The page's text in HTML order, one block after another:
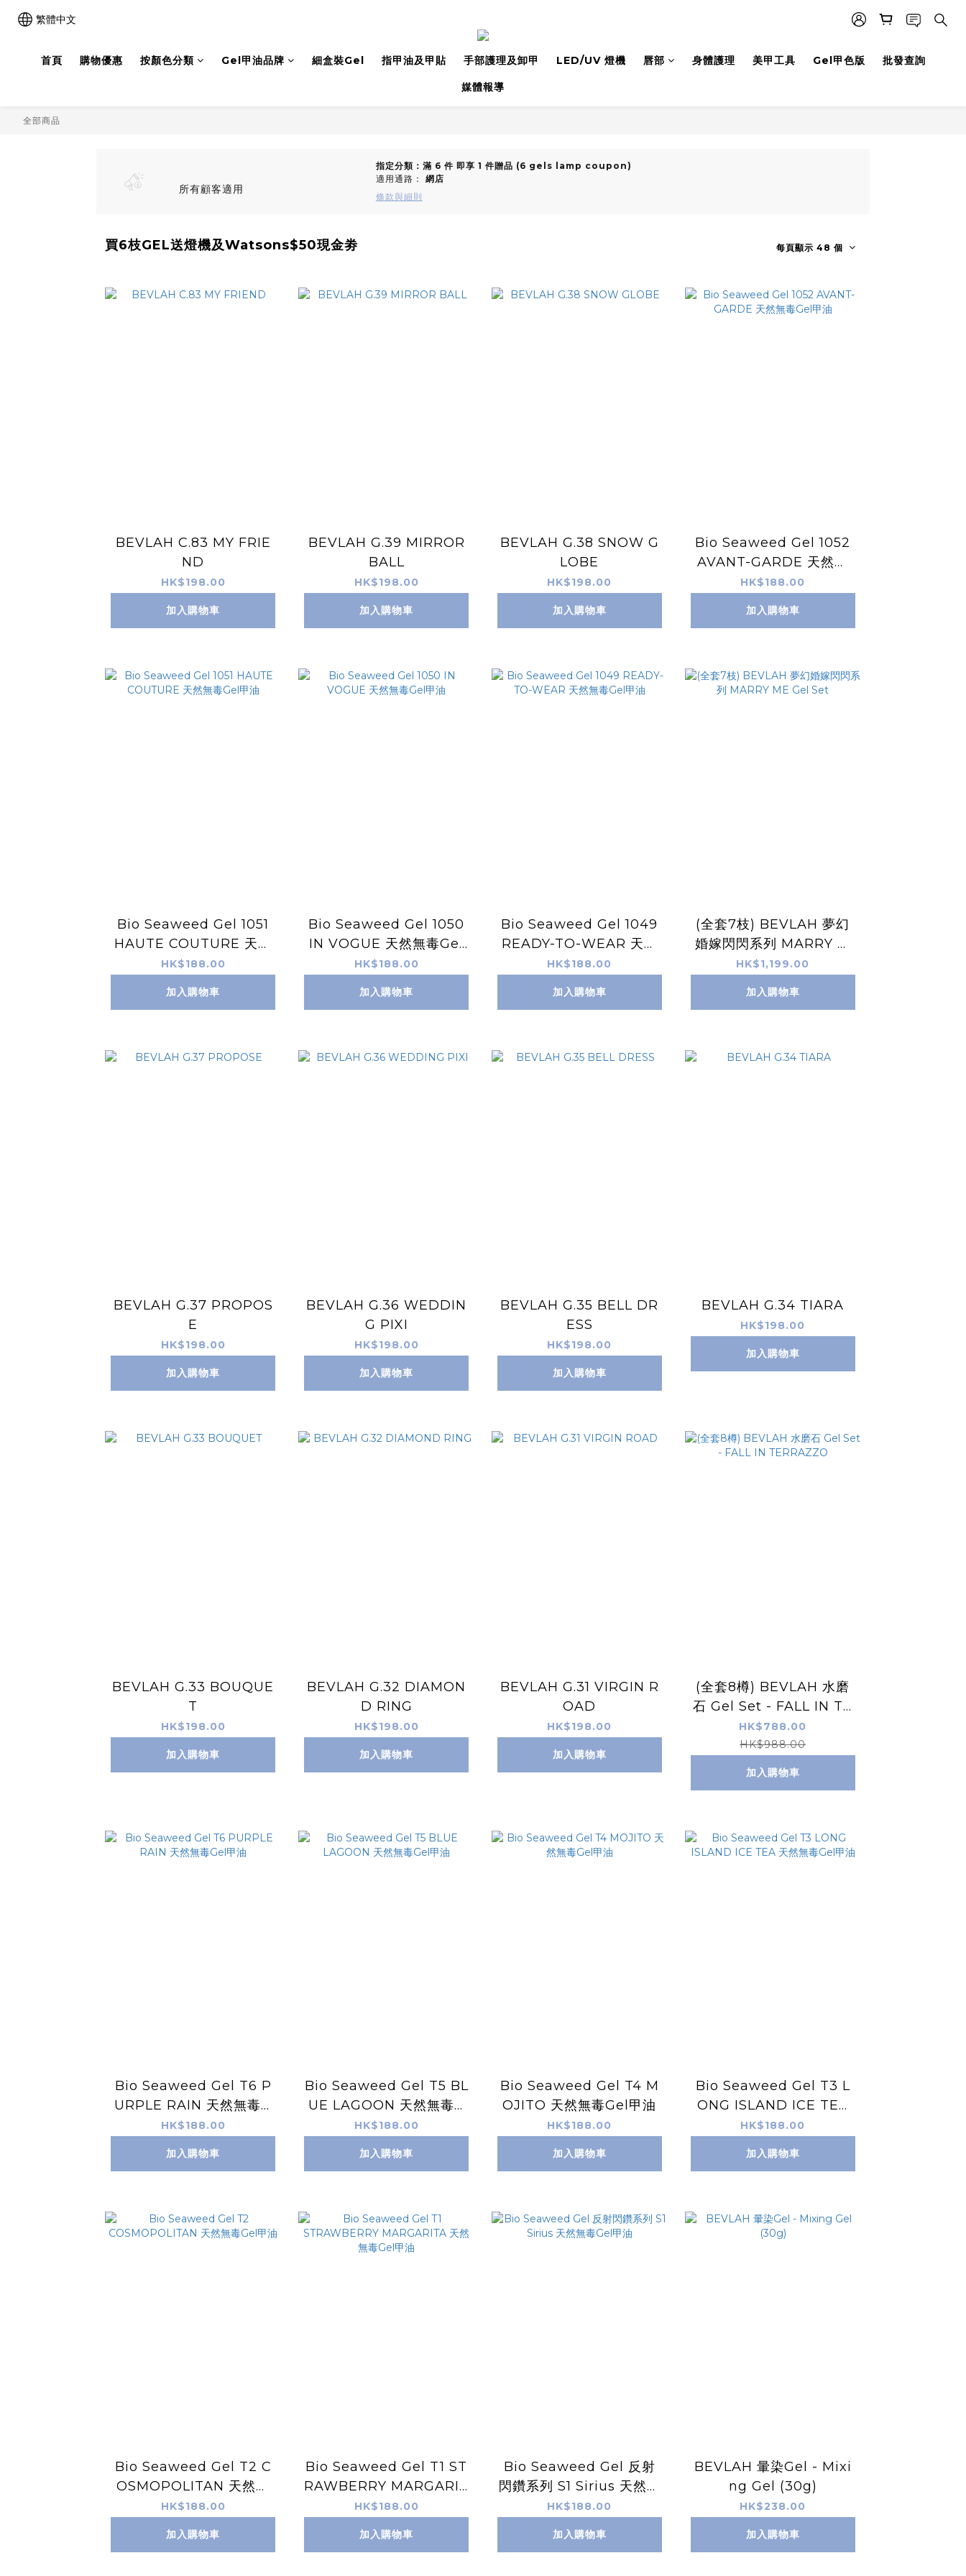
繁體中文
首頁 購物優惠 按顏色分類 Gel甲油品牌 細盒裝Gel 指甲油及甲貼 手部護理及卸甲 LED/UV 燈機 唇部 身體護理 美甲工具 Gel甲色版 批發查詢
媒體報導
全部商品
所有顧客適用
指定分類：滿 6 件 即享 1 件贈品 (6 gels lamp coupon)
適用通路： 網店
條款與細則
買6枝GEL送燈機及Watsons$50現金劵 每頁顯示 48 個
BEVLAH C.83 MY FRIE
ND
HK$198.00
加入購物車
BEVLAH G.39 MIRROR
BALL
HK$198.00
加入購物車
BEVLAH G.38 SNOW G
LOBE
HK$198.00
加入購物車
Bio Seaweed Gel 1052
AVANT-GARDE 天然無
毒Gel甲油
HK$188.00
加入購物車
Bio Seaweed Gel 1051
HAUTE COUTURE 天然
無毒Gel甲油
HK$188.00
加入購物車
Bio Seaweed Gel 1050
IN VOGUE 天然無毒Gel
甲油
HK$188.00
加入購物車
Bio Seaweed Gel 1049
READY-TO-WEAR 天然
無毒Gel甲油
HK$188.00
加入購物車
(全套7枝) BEVLAH 夢幻
婚嫁閃閃系列 MARRY M
E Gel Set
HK$1,199.00
加入購物車
BEVLAH G.37 PROPOS
E
HK$198.00
加入購物車
BEVLAH G.36 WEDDIN
G PIXI
HK$198.00
加入購物車
BEVLAH G.35 BELL DR
ESS
HK$198.00
加入購物車
BEVLAH G.34 TIARA
HK$198.00
加入購物車
BEVLAH G.33 BOUQUE
T
HK$198.00
加入購物車
BEVLAH G.32 DIAMON
D RING
HK$198.00
加入購物車
BEVLAH G.31 VIRGIN R
OAD
HK$198.00
加入購物車
(全套8樽) BEVLAH 水磨
石 Gel Set - FALL IN TE
RRAZZO
HK$788.00
HK$988.00
加入購物車
Bio Seaweed Gel T6 P
URPLE RAIN 天然無毒G
el甲油
HK$188.00
加入購物車
Bio Seaweed Gel T5 BL
UE LAGOON 天然無毒G
el甲油
HK$188.00
加入購物車
Bio Seaweed Gel T4 M
OJITO 天然無毒Gel甲油
HK$188.00
加入購物車
Bio Seaweed Gel T3 L
ONG ISLAND ICE TEA
天然無毒Gel甲油
HK$188.00
加入購物車
Bio Seaweed Gel T2 C
OSMOPOLITAN 天然無
毒Gel甲油
HK$188.00
加入購物車
Bio Seaweed Gel T1 ST
RAWBERRY MARGARIT
A 天然無毒Gel甲油
HK$188.00
加入購物車
Bio Seaweed Gel 反射
閃鑽系列 S1 Sirius 天然無
毒Gel甲油
HK$188.00
加入購物車
BEVLAH 暈染Gel - Mixi
ng Gel (30g)
HK$238.00
加入購物車